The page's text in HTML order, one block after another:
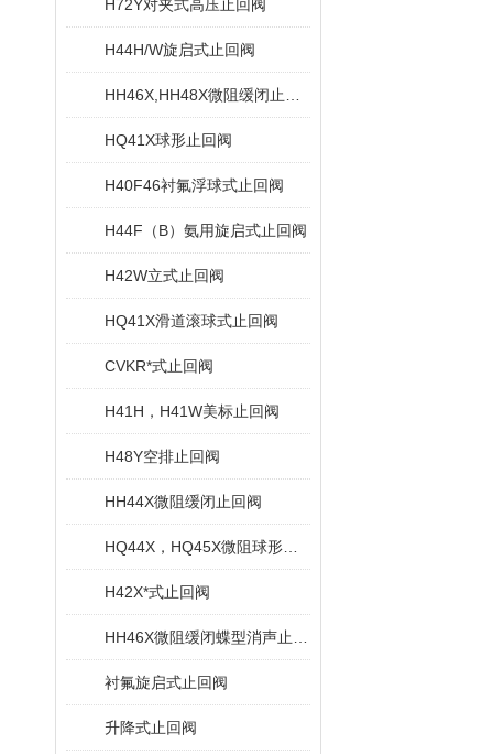
H72Y对夹式高压止回阀
H44H/W旋启式止回阀
HQ41X球形止回阀
H40F46衬氟浮球式止回阀
H44F（B）氨用旋启式止回阀
H42W立式止回阀
HQ41X滑道滚球式止回阀
CVKR*式止回阀
H41H，H41W美标止回阀
H48Y空排止回阀
HH44X微阻缓闭止回阀
H42X*式止回阀
衬氟旋启式止回阀
升降式止回阀